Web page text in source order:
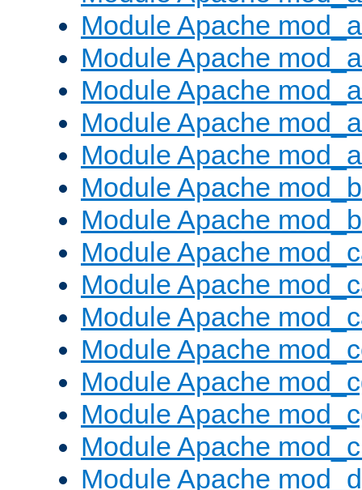
Module Apache
Module Apache
Module Apache
Module Apache
Module Apache
Module Apache
Module Apache
Module Apache
Module Apache
Module Apache
Module Apache
Module Apache
Module Apache
Module Apache
Module Apache